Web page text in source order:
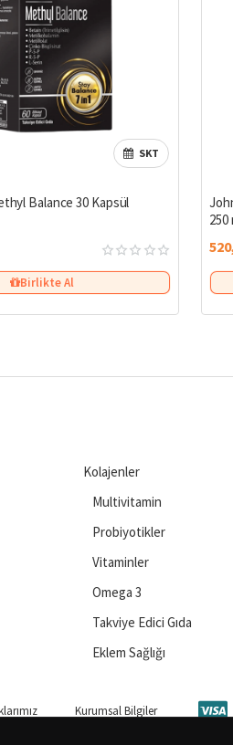
SKT
Balance 30 Kapsül
Birlikte Al
250
Kolajenler
Multivitamin
Probiyotikler
Vitaminler
Omega 3
Takviye Edici Gıda
Eklem Sağlığı
Kurumsal Bilgiler